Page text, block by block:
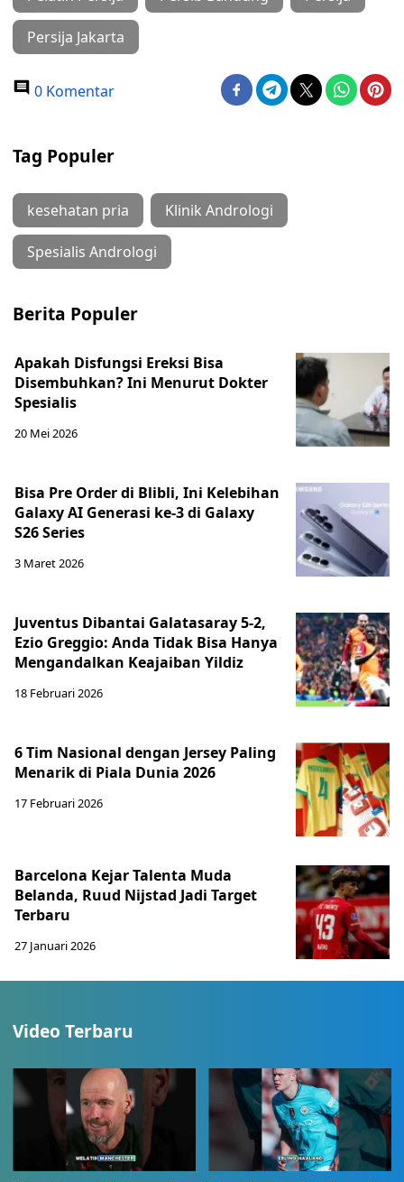
Persija Jakarta
0 Komentar
Tag Populer
kesehatan pria Klinik Andrologi
Spesialis Andrologi
Berita Populer
Apakah Disfungsi Ereksi Bisa
Disembuhkan? Ini Menurut Dokter
Spesialis
20 Mei 2026
Bisa Pre Order di Blibli, Ini Kelebihan
Galaxy AI Generasi ke-3 di Galaxy
S26 Series
3 Maret 2026
Juventus Dibantai Galatasaray 5-2,
Ezio Greggio: Anda Tidak Bisa Hanya
Mengandalkan Keajaiban Yildiz
18 Februari 2026
6 Tim Nasional dengan Jersey Paling
Menarik di Piala Dunia 2026
17 Februari 2026
Barcelona Kejar Talenta Muda
Belanda, Ruud Nijstad Jadi Target
Terbaru
27 Januari 2026
Video Terbaru